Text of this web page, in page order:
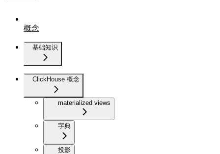
概念
基础知识
ClickHouse 概念
materialized views
字典
投影